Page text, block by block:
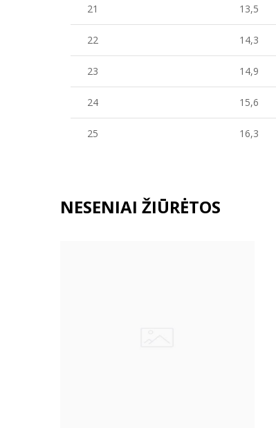
21 13,5
22 14,3
23 14,9
24 15,6
25 16,3
NESENIAI ŽIŪRĖTOS